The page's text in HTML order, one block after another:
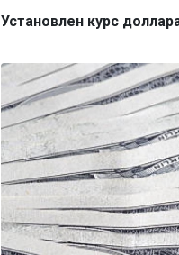
Установлен курс